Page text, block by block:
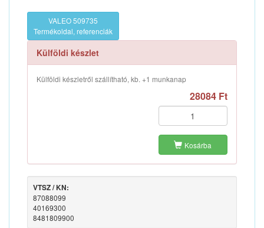
VALEO 509735
Termékoldal, referenciák
Külföldi készlet
Külföldi készletről szállítható, kb. +1 munkanap
28084 Ft
Kosárba
VTSZ / KN:
87088099
40169300
8481809900